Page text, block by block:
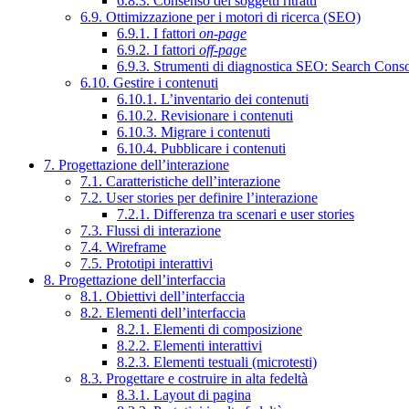
6.9. Ottimizzazione per i motori di ricerca (SEO)
6.9.1. I fattori on-page
6.9.2. I fattori off-page
6.9.3. Strumenti di diagnostica SEO: Search
6.10. Gestire i contenuti
6.10.1. L’inventario dei contenuti
6.10.2. Revisionare i contenuti
6.10.3. Migrare i contenuti
6.10.4. Pubblicare i contenuti
7. Progettazione dell’interazione
7.1. Caratteristiche dell’interazione
7.2. User stories per definire l’interazione
7.2.1. Differenza tra scenari e user stories
7.3. Flussi di interazione
7.4. Wireframe
7.5. Prototipi interattivi
8. Progettazione dell’interfaccia
8.1. Obiettivi dell’interfaccia
8.2. Elementi dell’interfaccia
8.2.1. Elementi di composizione
8.2.2. Elementi interattivi
8.2.3. Elementi testuali (microtesti)
8.3. Progettare e costruire in alta fedeltà
8.3.1. Layout di pagina